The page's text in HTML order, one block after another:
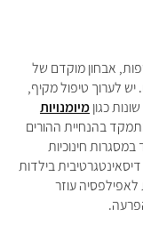
אבחון מוקדם של
יש לערוך טיפול מקיף,
כגוןמיומנויות
מתמקד בהנחיית ההורים
במסגרות חינוכיות
בילדות
לאפילפסיה עוזר